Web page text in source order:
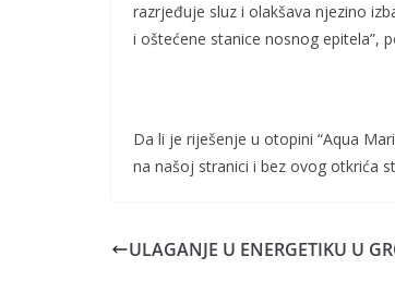
razrjeđuje sluz i olakšava njezino
i oštećene stanice nosnog epitela”,
Da li je riješenje u otopini “Aqua
na našoj stranici i bez ovog otkrića
ULAGANJE U ENERGETIKU U